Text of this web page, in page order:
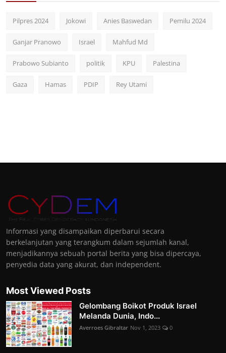
Pilpres 2024 Jokowi Anies Baswedan Pemilu 2024
Ganjar Pranowo Israel Mahfud Md
Prabowo Subianto politik KPU Palestina
Gaza Hamas PDIP Rey Utami
Informasi yang disampaikan diperbarui secara
berkelanjutan yang terangkum dalam sejumlah kanal,
menjadikannya sebuah portal berita yang bisa dipercaya,
penyedia data yang akurat, dan independent.
Most Viewed Posts
Gelombang Boikot Produk Israel
Melanda Dunia, Indo...
Averroes Gibraltar Nov 1, 2023 0